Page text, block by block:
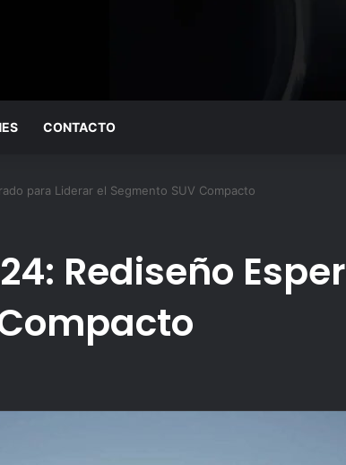
CONTACTO
para Liderar el Segmento SUV Compacto
Rediseño